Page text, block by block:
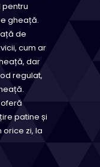
pentru
gheață.
de
cum ar
dar
regulat,
patine și
zi, la